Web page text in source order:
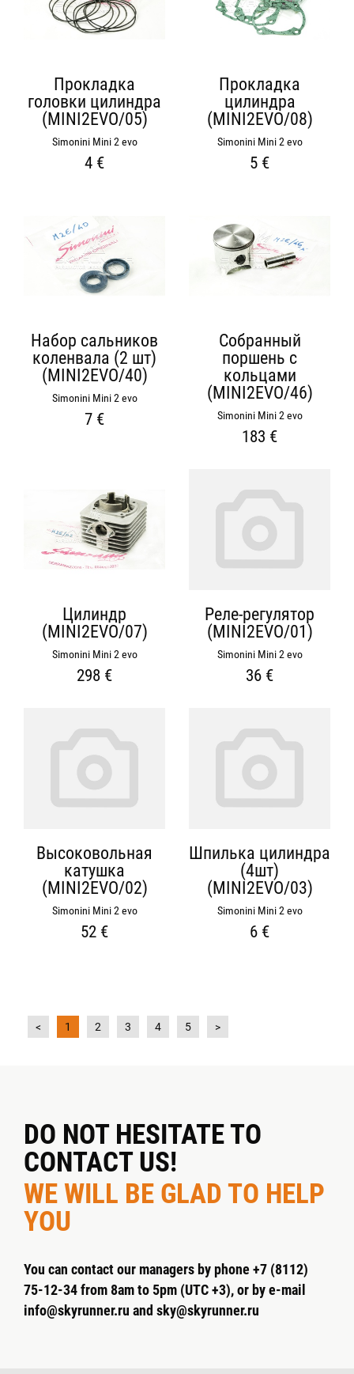
Прокладка
головки цилиндра
(MINI2EVO/05)
Simonini Mini 2 evo
4 €
Прокладка
цилиндра
(MINI2EVO/08)
Simonini Mini 2 evo
5 €
Набор сальников
коленвала (2 шт)
(MINI2EVO/40)
Simonini Mini 2 evo
7 €
Собранный
поршень с
кольцами
(MINI2EVO/46)
Simonini Mini 2 evo
183 €
Цилиндр
(MINI2EVO/07)
Simonini Mini 2 evo
298 €
Реле-регулятор
(MINI2EVO/01)
Simonini Mini 2 evo
36 €
Высоковольная
катушка
(MINI2EVO/02)
Simonini Mini 2 evo
52 €
Шпилька цилиндра
(4шт)
(MINI2EVO/03)
Simonini Mini 2 evo
6 €
< 1 2 3 4 5 >
DO NOT HESITATE TO
CONTACT US!
WE WILL BE GLAD TO HELP
YOU
You can contact our managers by phone +7 (8112)
75-12-34 from 8am to 5pm (UTC +3), or by e-mail
info@skyrunner.ru and sky@skyrunner.ru